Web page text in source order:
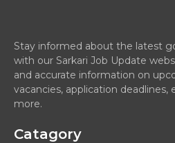
Stay informed about the latest
with our Sarkari Job Update
and accurate information on
vacancies, application deadlines,
more.
Catagory